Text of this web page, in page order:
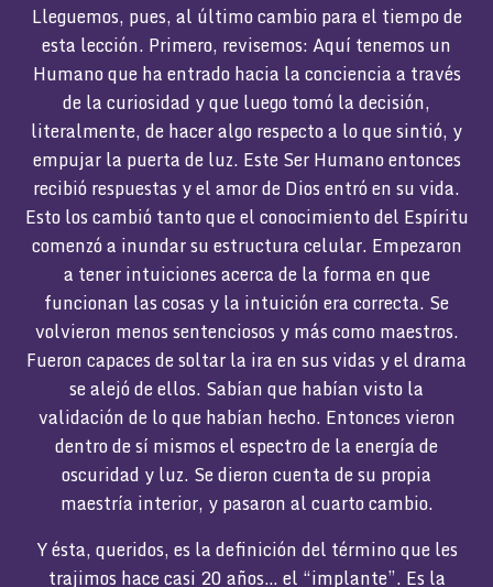
Lleguemos, pues, al último cambio para el tiempo de
esta lección. Primero, revisemos: Aquí tenemos un
Humano que ha entrado hacia la conciencia a través
de la curiosidad y que luego tomó la decisión,
literalmente, de hacer algo respecto a lo que sintió, y
empujar la puerta de luz. Este Ser Humano entonces
recibió respuestas y el amor de Dios entró en su vida.
Esto los cambió tanto que el conocimiento del Espíritu
comenzó a inundar su estructura celular. Empezaron
a tener intuiciones acerca de la forma en que
funcionan las cosas y la intuición era correcta. Se
volvieron menos sentenciosos y más como maestros.
Fueron capaces de soltar la ira en sus vidas y el drama
se alejó de ellos. Sabían que habían visto la
validación de lo que habían hecho. Entonces vieron
dentro de sí mismos el espectro de la energía de
oscuridad y luz. Se dieron cuenta de su propia
maestría interior, y pasaron al cuarto cambio.
Y ésta, queridos, es la definición del término que les
trajimos hace casi 20 años… el “implante”. Es la